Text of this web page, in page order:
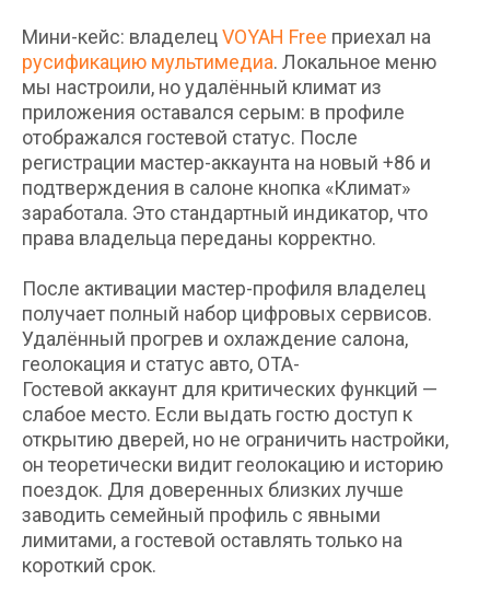
Мини-кейс: владелецVOYAH Free приехал на
русификацию мультимедиа. Локальное меню
мы настроили, но удалённый климат из
приложения оставался серым: в профиле
отображался гостевой статус. После
регистрации мастер-аккаунта на новый +86 и
подтверждения в салоне кнопка «Климат»
заработала. Это стандартный индикатор, что
права владельца переданы корректно.
После активации мастер-профиля владелец
получает полный набор цифровых сервисов.
Удалённый прогрев и охлаждение салона,
геолокация и статус авто, OTA-
Гостевой аккаунт для критических функций —
слабое место. Если выдать гостю доступ к
открытию дверей, но не ограничить настройки,
он теоретически видит геолокацию и историю
поездок. Для доверенных близких лучше
заводить семейный профиль с явными
лимитами, а гостевой оставлять только на
короткий срок.